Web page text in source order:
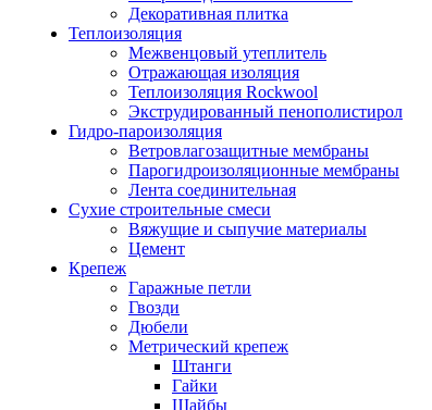
Декоративная плитка
Теплоизоляция
Межвенцовый утеплитель
Отражающая изоляция
Теплоизоляция Rockwool
Экструдированный пенополистирол
Гидро-пароизоляция
Ветровлагозащитные мембраны
Парогидроизоляционные мембраны
Лента соединительная
Сухие строительные смеси
Вяжущие и сыпучие материалы
Цемент
Крепеж
Гаражные петли
Гвозди
Дюбели
Метрический крепеж
Штанги
Гайки
Шайбы